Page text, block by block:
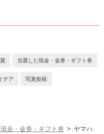
当選した現金・金券・ギフト券
デア 写真投稿
金・金券・ギフト券
ヤマハ